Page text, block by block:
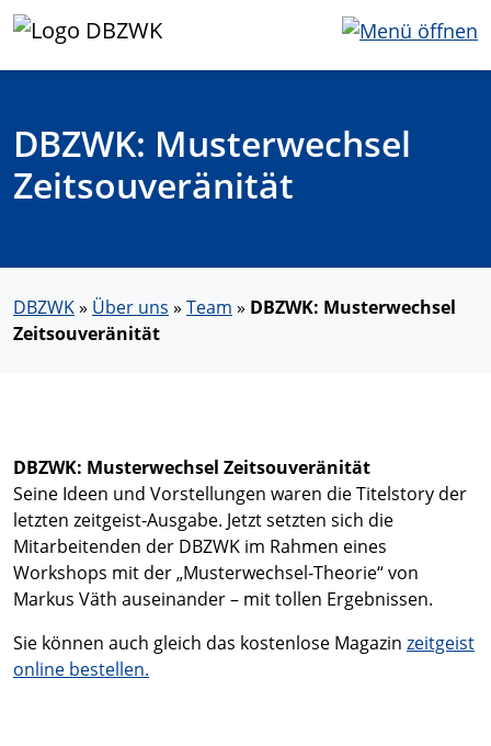
DBZWK: Musterwechsel
Zeitsouveränität
DBZWK» Über uns » Team » DBZWK: Musterwechsel
Zeitsouveränität
DBZWK: Musterwechsel Zeitsouveränität
Seine Ideen und Vorstellungen waren die Titelstory der
letzten zeitgeist-Ausgabe. Jetzt setzten sich die
Mitarbeitenden der DBZWK im Rahmen eines
Workshops mit der „Musterwechsel-Theorie“ von
Markus Väth auseinander – mit tollen Ergebnissen.
Sie können auch gleich das kostenlose Magazin zeitgeist
online bestellen.